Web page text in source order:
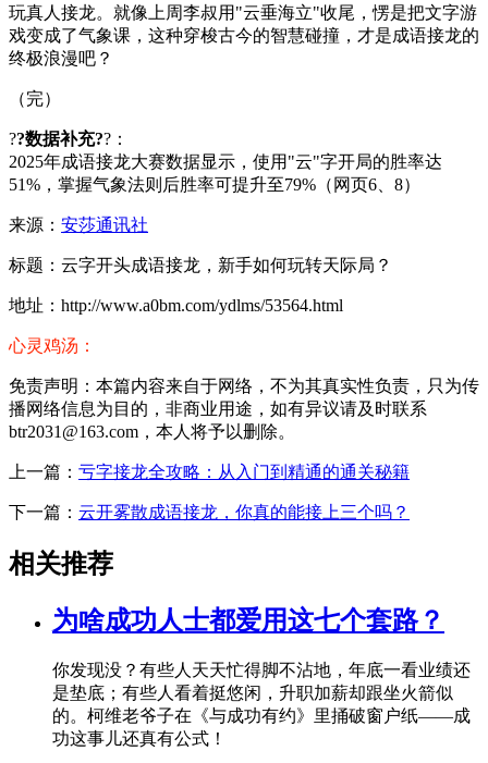
玩真人接龙。就像上周李叔用"云垂海立"收尾，愣是把文字游
戏变成了气象课，这种穿梭古今的智慧碰撞，才是成语接龙的
终极浪漫吧？
（完）
??数据补充??：
2025年成语接龙大赛数据显示，使用"云"字开局的胜率达
51%，掌握气象法则后胜率可提升至79%（网页6、8）
来源： 安莎通讯社
标题：云字开头成语接龙，新手如何玩转天际局？
地址：http://www.a0bm.com/ydlms/53564.html
心灵鸡汤：
免责声明：本篇内容来自于网络，不为其真实性负责，只为传
播网络信息为目的，非商业用途，如有异议请及时联系
btr2031@163.com，本人将予以删除。
上一篇： 亏字接龙全攻略：从入门到精通的通关秘籍
下一篇： 云开雾散成语接龙，你真的能接上三个吗？
相关推荐
为啥成功人士都爱用这七个套路？
你发现没？有些人天天忙得脚不沾地，年底一看业绩还
是垫底；有些人看着挺悠闲，升职加薪却跟坐火箭似
的。柯维老爷子在《与成功有约》里捅破窗户纸——成
功这事儿还真有公式！